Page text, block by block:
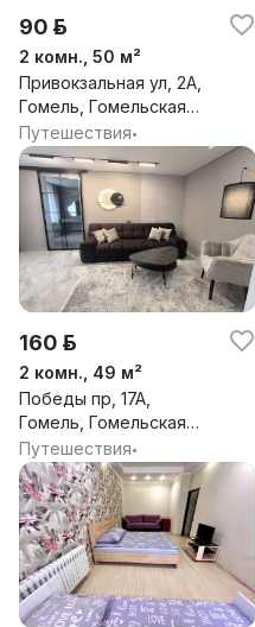
90 р.
2 комн., 50 м²
Привокзальная ул, 2А,
Гомель, Гомельская
обл.
Путешествия•
160 р.
2 комн., 49 м²
Победы пр, 17А,
Гомель, Гомельская
обл.
Путешествия•